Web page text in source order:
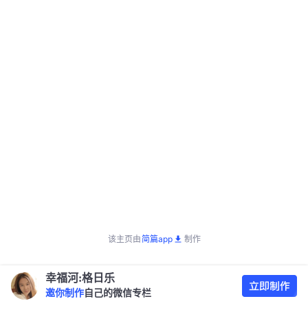
该主页由简篇app 制作
幸福河:格日乐
邀你制作 自己的微信专栏